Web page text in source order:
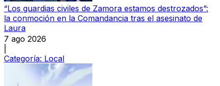
“Los guardias civiles de Zamora estamos destrozados”:
la conmoción en la Comandancia tras el asesinato de
Laura
7 ago 2026
Categoría: Local